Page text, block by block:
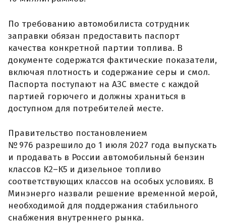
По требованию автомобилиста сотрудник
заправки обязан предоставить паспорт
качества конкретной партии топлива. В
документе содержатся фактические показатели,
включая плотность и содержание серы и смол.
Паспорта поступают на АЗС вместе с каждой
партией горючего и должны храниться в
доступном для потребителей месте.
Правительство постановлением
№ 976 разрешило до 1 июля 2027 года выпускать
и продавать в России автомобильный бензин
классов К2–К5 и дизельное топливо
соответствующих классов на особых условиях. В
Минэнерго назвали решение временной мерой,
необходимой для поддержания стабильного
снабжения внутреннего рынка.